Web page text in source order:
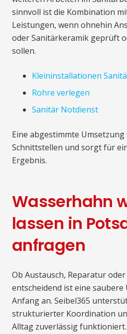
sinnvoll ist die Kombination
Leistungen, wenn ohnehin
oder Sanitärkeramik geprüft
sollen.
Kleininstallationen
Rohre verlegen
Sanitär Notdienst
Eine abgestimmte
Schnittstellen und sorgt für
Ergebnis.
Wasserhahn
lassen in
anfragen
Ob Austausch, Reparatur
entscheidend ist eine saubere
Anfang an. Seibel365
strukturierter Koordination
Alltag zuverlässig funktioniert.